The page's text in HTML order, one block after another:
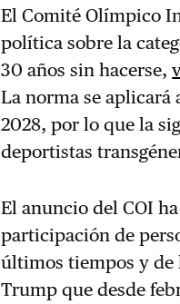
El Comité Olímpico
política sobre la
30 años sin hacerse,
La norma se aplicará
2028, por lo que la
deportistas
El anuncio del COI
participación de
últimos tiempos y de
Trump que desde